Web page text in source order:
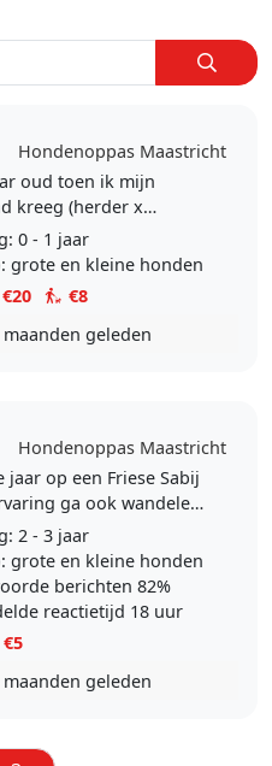
Hondenoppas Maastricht
oud toen ik mijn
kreeg (herder x
heb sindsdien altijd
Mijn vorige hond
grote..
0 - 1 jaar
grote en kleine honden
€20
€8
maanden geleden
Hondenoppas Maastricht
jaar op een Friese Sabij
ga ook wandelen
overdag
2 - 3 jaar
grote en kleine honden
berichten 82%
reactietijd 18 uur
€5
maanden geleden